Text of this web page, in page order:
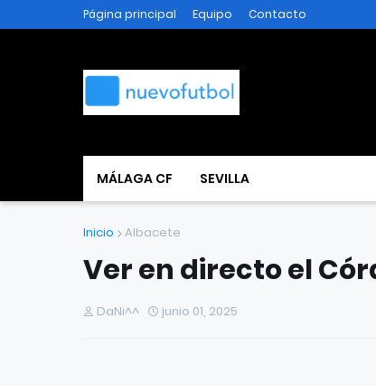
Página principal Equipo Contacto
MÁLAGA CF SEVILLA
Inicio Albacete
Ver en directo el
DaNi^^ junio 01, 2025